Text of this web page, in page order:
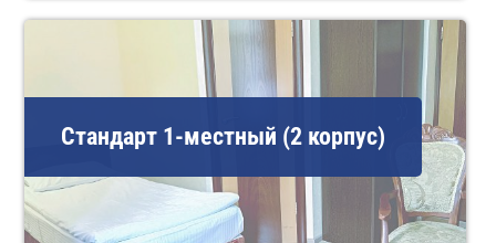
Стандарт 1-местный (2 корпус)